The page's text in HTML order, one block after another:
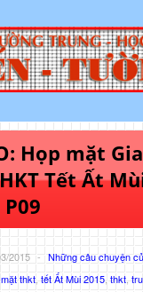
Họp mặt Gia
Tết Ất
2015 - Những câu chuyện
thkt tết Ất Mùi 2015 thkt